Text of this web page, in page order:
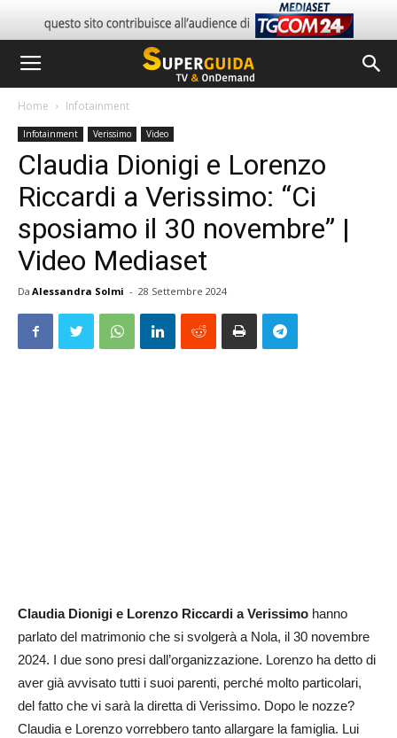
Home Infotainment
Infotainment Verissimo Video
Claudia Dionigi e Lorenzo
Riccardi a Verissimo: “Ci
sposiamo il 30 novembre” |
Video Mediaset
Da Alessandra Solmi - 28 Settembre 2024
Claudia Dionigi e Lorenzo Riccardi a Verissimo hanno
parlato del matrimonio che si svolgerà a Nola, il 30 novembre
2024. I due sono presi dall’organizzazione. Lorenzo ha detto di
aver già avvisato tutti i suoi parenti, perché molto particolari,
del fatto che vi sarà la diretta di Verissimo. Dopo le nozze?
Claudia e Lorenzo vorrebbero tanto allargare la famiglia. Lui